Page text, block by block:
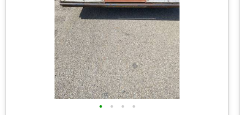
• • • •